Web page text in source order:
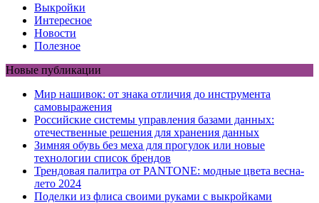
Выкройки
Интересное
Новости
Полезное
Новые публикации
Мир нашивок: от знака отличия до инструмента
самовыражения
Российские системы управления базами данных:
отечественные решения для хранения данных
Зимняя обувь без меха для прогулок или новые
технологии список брендов
Трендовая палитра от PANTONE: модные цвета весна-
лето 2024
Поделки из флиса своими руками с выкройками